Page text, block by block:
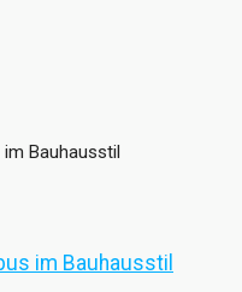
im Bauhausstil